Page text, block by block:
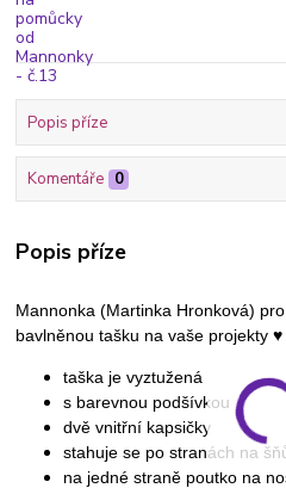
Popis příze
Komentáře 0
Popis příze
Mannonka (Martinka Hronková)
bavlněnou tašku na vaše projekty ♥
taška je vyztužená
s barevnou podšívkou
dvě vnitřní kapsičky
stahuje se po stranách na
na jedné straně poutko na